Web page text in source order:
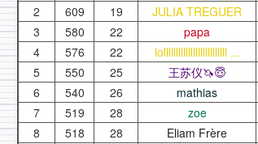
2
609 19 JULIA TREGUER
3
580 22 papa
4
576 22 lollllllllllllllllllllllllll ...
5
550 25 王苏仪🦄😇
6
540 26 mathias
7
519 28 zoe
8
518 28 Eliam Frère